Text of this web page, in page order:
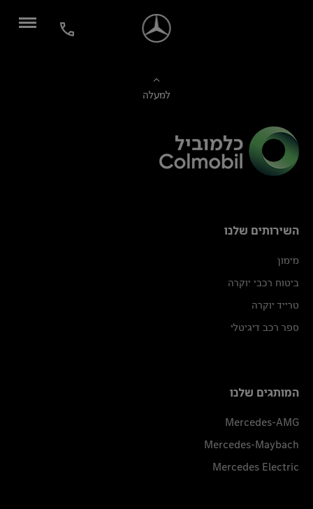
למעלה
השירותים שלנו
מימון
ביטוח רכבי יוקרה
טרייד יוקרה
ספר רכב דיגיטלי
המותגים שלנו
Mercedes-AMG
Mercedes-Maybach
Mercedes Electric